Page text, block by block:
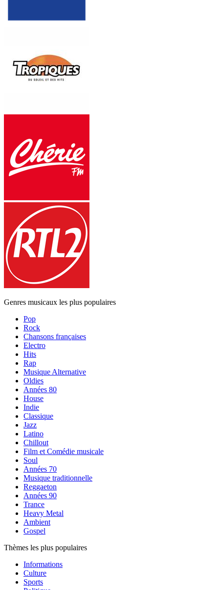
Genres musicaux les plus populaires
Pop
Rock
Chansons françaises
Electro
Hits
Rap
Musique Alternative
Oldies
Années 80
House
Indie
Classique
Jazz
Latino
Chillout
Film et Comédie musicale
Soul
Années 70
Musique traditionnelle
Reggaeton
Années 90
Trance
Heavy Metal
Ambient
Gospel
Thèmes les plus populaires
Informations
Culture
Sports